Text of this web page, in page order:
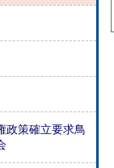
政策確立要求鳥